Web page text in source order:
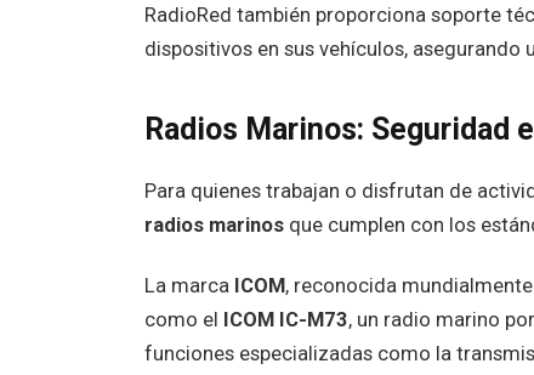
RadioRed también proporciona soporte
dispositivos en sus vehículos,
Radios Marinos: Seguridad
Para quienes trabajan o disfrutan de
radios marinosque cumplen con los
La marca ICOM, reconocida
como el ICOM IC-M73, un radio marino
funciones especializadas como la